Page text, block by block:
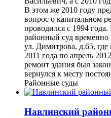
В этом же 2010 году
вопрос о капитальном
проводился с 1994
районный суд временно
ул. Димитрова, д.65, где
2011 года по апрель
ремонт здания был
вернулся к месту
Районные суды
Навлинский